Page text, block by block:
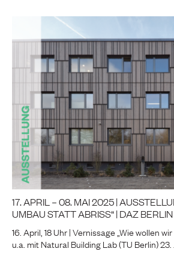
17. APRIL – 08. MAI 2025 |
UMBAU STATT ABRISS“ | DAZ BERLIN
16. April, 18 Uhr | Vernissage „Wie wollen
u.a. mit Natural Building Lab (TU Berlin) 23. …